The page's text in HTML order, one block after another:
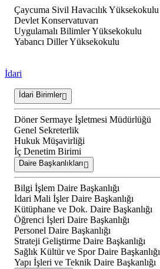
Çaycuma Sivil Havacılık Yüksekokulu
Devlet Konservatuvarı
Uygulamalı Bilimler Yüksekokulu
Yabancı Diller Yüksekokulu
İdari
İdari Birimler
Döner Sermaye İşletmesi Müdürlüğü
Genel Sekreterlik
Hukuk Müşavirliği
İç Denetim Birimi
Daire Başkanlıkları
Bilgi İşlem Daire Başkanlığı
İdari Mali İşler Daire Başkanlığı
Kütüphane ve Dok. Daire Başkanlığı
Öğrenci İşleri Daire Başkanlığı
Personel Daire Başkanlığı
Strateji Geliştirme Daire Başkanlığı
Sağlık Kültür ve Spor Daire Başkanlığı
Yapı İşleri ve Teknik Daire Başkanlığı